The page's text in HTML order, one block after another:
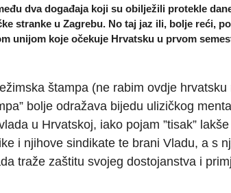
dva događaja koji su obilježili protekle
stranke u Zagrebu. No taj jaz ili, bolje reći,
unijom koje očekuje Hrvatsku u prvom
štampa (ne rabim ovdje hrvatsku
bolje odražava bijedu ulizičkog
u Hrvatskoj, iako pojam ”tisak”
i njihove sindikate te brani Vladu, a s
traže zaštitu svojeg dostojanstva i